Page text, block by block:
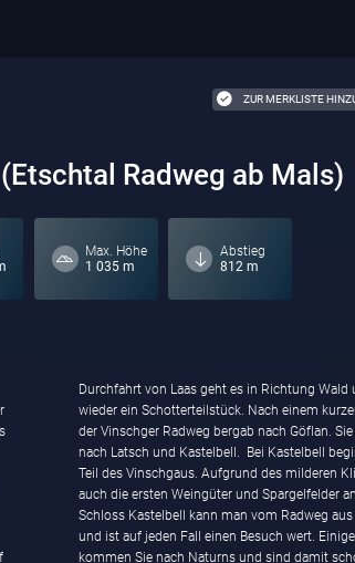
ZUR MERKLISTE
Radweg ab Mals)
Max. Höhe
1 035 m
Abstieg
812 m